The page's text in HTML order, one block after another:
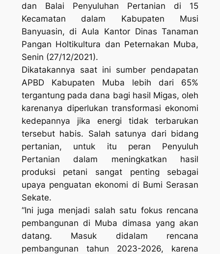
dan Balai Penyuluhan Pertanian di 15
Kecamatan dalam Kabupaten Musi
Banyuasin, di Aula Kantor Dinas Tanaman
Pangan Holtikultura dan Peternakan Muba,
Senin (27/12/2021).
Dikatakannya saat ini sumber pendapatan
APBD Kabupaten Muba lebih dari 65%
tergantung pada dana bagi hasil Migas, oleh
karenanya diperlukan transformasi ekonomi
kedepannya jika energi tidak terbarukan
tersebut habis. Salah satunya dari bidang
pertanian, untuk itu peran Penyuluh
Pertanian dalam meningkatkan hasil
produksi petani sangat penting sebagai
upaya penguatan ekonomi di Bumi Serasan
Sekate.
“Ini juga menjadi salah satu fokus rencana
pembangunan di Muba dimasa yang akan
datang. Masuk didalam rencana
pembangunan tahun 2023-2026, karena